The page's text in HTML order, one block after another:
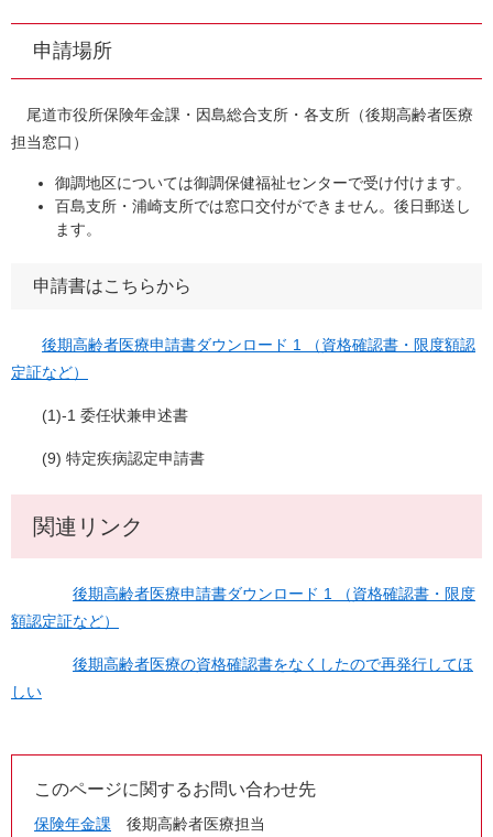
申請場所
尾道市役所保険年金課・因島総合支所・各支所（後期高齢者医療
担当窓口）
御調地区については御調保健福祉センターで受け付けます。
百島支所・浦崎支所では窓口交付ができません。後日郵送し
ます。
申請書はこちらから
後期高齢者医療申請書ダウンロード 1 （資格確認書・限度額認
定証など）
(1)-1 委任状兼申述書
(9) 特定疾病認定申請書
関連リンク
後期高齢者医療申請書ダウンロード 1 （資格確認書・限度
額認定証など）
後期高齢者医療の資格確認書をなくしたので再発行してほ
しい
このページに関するお問い合わせ先
保険年金課
後期高齢者医療担当